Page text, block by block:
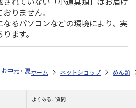
りません。
るパソコンなどの環境により、実
ます。
お中元・夏ギフト特集 2026 ゆうゆうギフト
ホーム ネットショップ めん類
よくあるご質問